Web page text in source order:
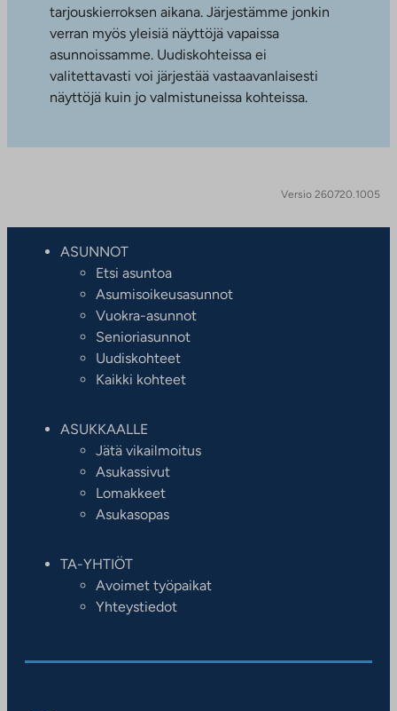
tarjouskierroksen aikana. Järjestämme jonkin
verran myös yleisiä näyttöjä vapaissa
asunnoissamme. Uudiskohteissa ei
valitettavasti voi järjestää vastaavanlaisesti
näyttöjä kuin jo valmistuneissa kohteissa.
Versio 260720.1005
ASUNNOT
Etsi asuntoa
Asumisoikeusasunnot
Vuokra-asunnot
Senioriasunnot
Uudiskohteet
Kaikki kohteet
ASUKKAALLE
Jätä vikailmoitus
Asukassivut
Lomakkeet
Asukasopas
TA-YHTIÖT
Avoimet työpaikat
Yhteystiedot